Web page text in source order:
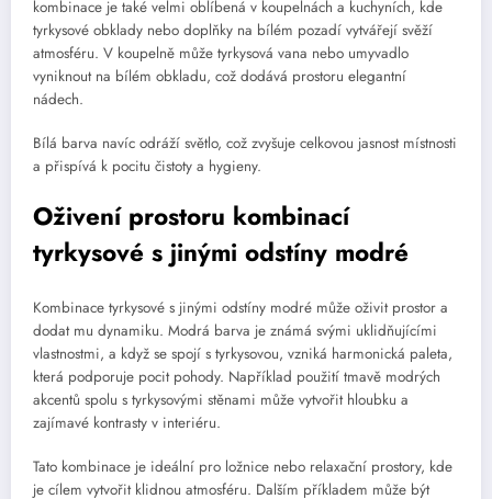
kombinace je také velmi oblíbená v koupelnách a kuchyních, kde
tyrkysové obklady nebo doplňky na bílém pozadí vytvářejí svěží
atmosféru. V koupelně může tyrkysová vana nebo umyvadlo
vyniknout na bílém obkladu, což dodává prostoru elegantní
nádech.
Bílá barva navíc odráží světlo, což zvyšuje celkovou jasnost místnosti
a přispívá k pocitu čistoty a hygieny.
Oživení prostoru kombinací
tyrkysové s jinými odstíny modré
Kombinace tyrkysové s jinými odstíny modré může oživit prostor a
dodat mu dynamiku. Modrá barva je známá svými uklidňujícími
vlastnostmi, a když se spojí s tyrkysovou, vzniká harmonická paleta,
která podporuje pocit pohody. Například použití tmavě modrých
akcentů spolu s tyrkysovými stěnami může vytvořit hloubku a
zajímavé kontrasty v interiéru.
Tato kombinace je ideální pro ložnice nebo relaxační prostory, kde
je cílem vytvořit klidnou atmosféru. Dalším příkladem může být